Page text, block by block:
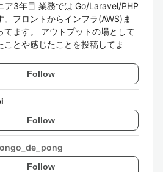
ア3年目 業務では Go/Laravel/PHP
。フロントからインフラ(AWS)ま
てます。 アウトプットの場として
ことや感じたことを投稿してま
Follow
Follow
Follow